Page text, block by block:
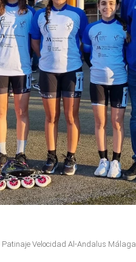
Patinaje Velocidad Al-Andalus Málaga